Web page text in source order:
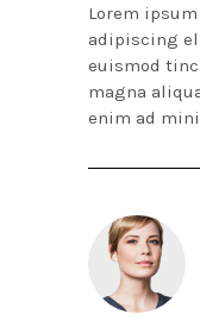
Lorem
adipiscing
euismod
magna
enim ad